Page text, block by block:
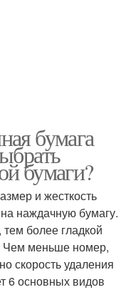
бумага
бумаги?
и жесткость
наждачную бумагу.
более гладкой
Чем меньше номер,
скорость удаления
6 основных видов